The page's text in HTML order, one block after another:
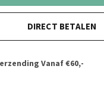
DIRECT BETALEN
Vanaf €60,-